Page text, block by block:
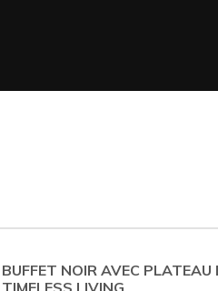
BUFFET NOIR AVEC PLATEAU
TIMELESS LIVING